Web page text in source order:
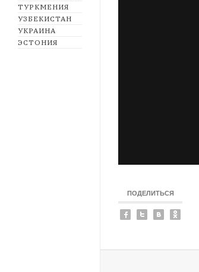
ТУРКМЕНИЯ
УЗБЕКИСТАН
УКРАИНА
ЭСТОНИЯ
ПОДЕЛИТЬСЯ